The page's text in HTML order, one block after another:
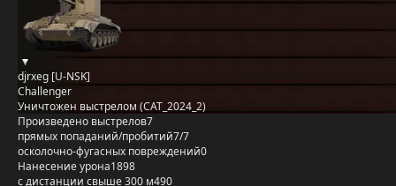
djrxeg [U-NSK]
Challenger
Уничтожен выстрелом (CAT_2024_2)
Произведено выстрелов7
прямых попаданий/пробитий7/7
осколочно-фугасных повреждений0
Нанесение урона1898
с дистанции свыше 300 м490